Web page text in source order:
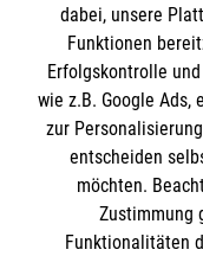
Wir Malteser
Kontakt
Impressum
Datenschutz
Barrierefreiheit
Malteser
Malteserorden
Malteser Jugend
Malteser
dabei, unsere
Funktionen
Erfolgskontrolle
wie z.B. Google Ads,
zur
entscheiden
möchten.
Zustimmung
Funktionalitäten